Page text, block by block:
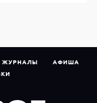
ЖУРНАЛЫ
АФИША